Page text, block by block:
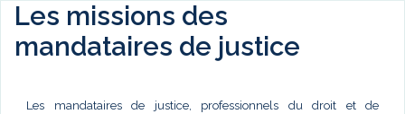
Les missions des
mandataires de justice
Les mandataires de justice, professionnels du droit et de